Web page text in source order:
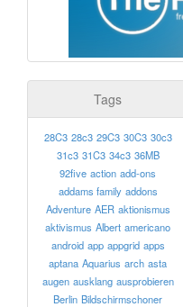
Tags
28C3 28c3 29C3 30C3 30c3
31c3 31C3 34c3 36MB
92five action add-ons
addams family addons
Adventure AER aktionismus
aktivismus Albert americano
android app appgrid apps
aptana Aquarius arch asta
augen ausklang ausprobieren
Berlin Bildschirmschoner